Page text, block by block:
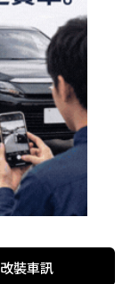
改裝車訊